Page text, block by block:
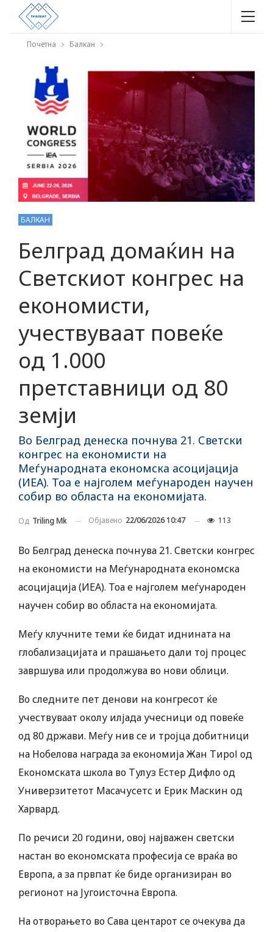
Почетна Балкан
БАЛКАН
Белград домаќин на
Светскиот конгрес на
економисти,
учествуваат повеќе
од 1.000
претставници од 80
земји
Во Белград денеска почнува 21. Светски
конгрес на економисти на
Меѓународната економска асоцијација
(ИЕА). Тоа е најголем меѓународен научен
собир во областа на економијата.
Од Triling Mk Објавено 22/06/2026 10:47 113
Во Белград денеска почнува 21. Светски конгрес
на економисти на Меѓународната економска
асоцијација (ИЕА). Тоа е најголем меѓународен
научен собир во областа на економијата.
Меѓу клучните теми ќе бидат иднината на
глобализацијата и прашањето дали тој процес
завршува или продолжува во нови облици.
Во следните пет денови на конгресот ќе
учествуваат околу илјада учесници од повеќе
од 80 држави. Меѓу нив се и тројца добитници
на Нобелова награда за економија Жан Тироl од
Економската школа во Тулуз Естер Дифло од
Универзитетот Масачусетс и Ерик Маскин од
Харвард.
По речиси 20 години, овој најважен светски
настан во економската професија се враќа во
Европа, а за првпат ќе биде организиран во
регионот на Југоисточна Европа.
На отворањето во Сава центарот се очекува да